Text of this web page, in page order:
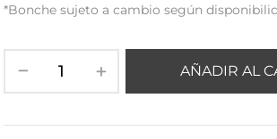
*Bonche sujeto a cambio según
AÑADIR AL